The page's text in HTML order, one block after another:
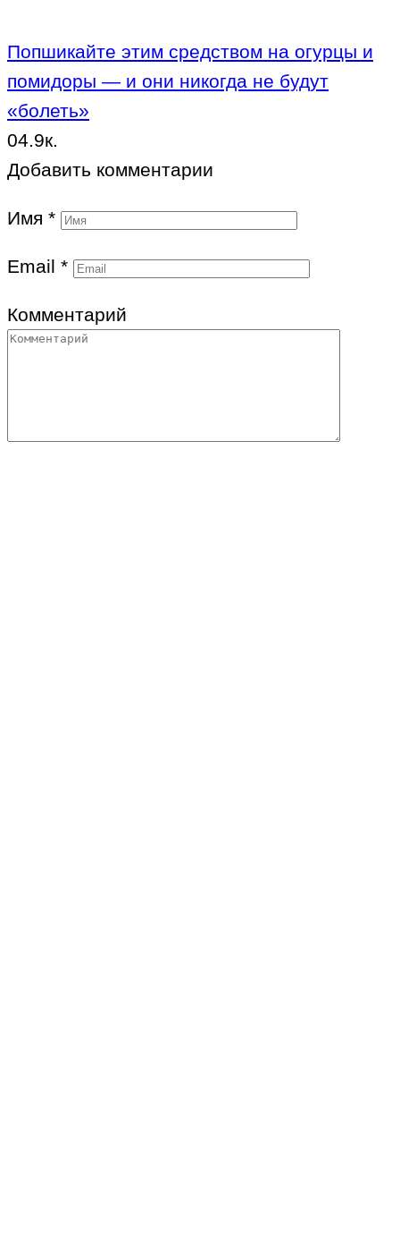
Попшикайте этим средством на огурцы и
помидоры — и они никогда не будут
«болеть»
04.9к.
Добавить комментарии
Имя *
Email *
Комментарий